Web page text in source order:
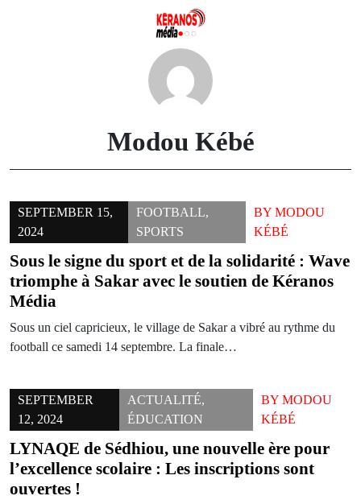
Modou Kébé
SEPTEMBER 15,
2024
FOOTBALL,
SPORTS
BY MODOU
KÉBÉ
Sous le signe du sport et de la solidarité : Wave
triomphe à Sakar avec le soutien de Kéranos
Média
Sous un ciel capricieux, le village de Sakar a vibré au rythme du
football ce samedi 14 septembre. La finale…
SEPTEMBER
12, 2024
ACTUALITÉ,
ÉDUCATION
BYMODOU
KÉBÉ
LYNAQE de Sédhiou, une nouvelle ère pour
l’excellence scolaire : Les inscriptions sont
ouvertes !